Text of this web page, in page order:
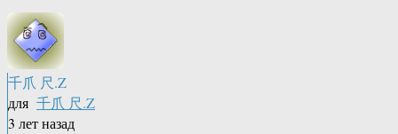
千爪 尺.Z
для 千爪 尺.Z
3 лет назад